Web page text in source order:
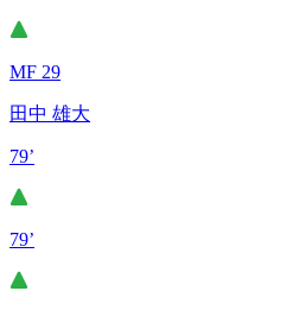
MF 29
田中 雄大
79’
79’